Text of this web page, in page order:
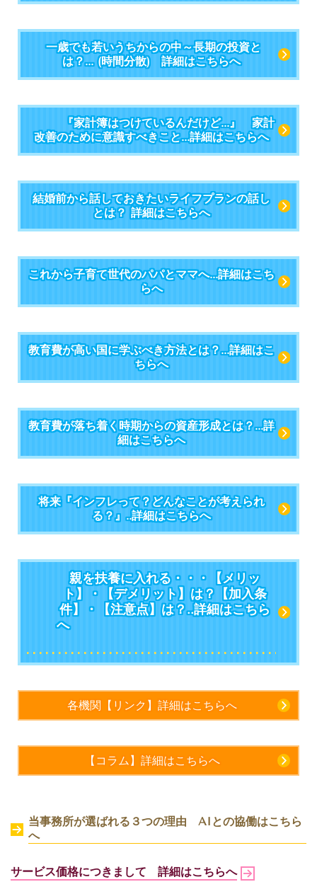
一歳でも若いうちからの中～長期の投資と
は？... (時間分散) 詳細はこちらへ
『家計簿はつけているんだけど...』 家計
改善のために意識すべきこと...詳細はこちらへ
結婚前から話しておきたいライフプランの話し
とは？ 詳細はこちらへ
これから子育て世代のパパとママへ...詳細はこち
らへ
教育費が高い国に学ぶべき方法とは？...詳細はこ
ちらへ
教育費が落ち着く時期からの資産形成とは？...詳
細はこちらへ
将来『インフレって？どんなことが考えられ
る？』..詳細はこちらへ
親を扶養に入れる・・・【メリッ
ト】・【デメリット】は？【加入条
件】・【注意点】は？..詳細はこちら
へ
各機関【リンク】詳細はこちらへ
【コラム】詳細はこちらへ
当事務所が選ばれる３つの理由 AIとの協働はこちら
へ
サービス価格につきまして 詳細はこちらへ